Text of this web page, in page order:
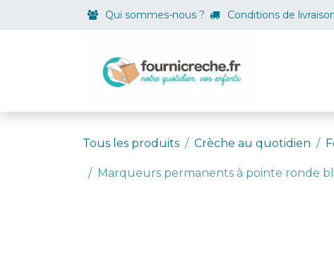
Se rendre au contenuQui sommes-nous ? Conditions de
Tous les produits Crèche au quotidien
Marqueurs permanents à pointe ronde